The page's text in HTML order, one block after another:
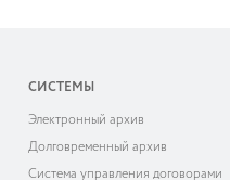
СИСТЕМЫ
Электронный архив
Долговременный архив
Система управления договорами